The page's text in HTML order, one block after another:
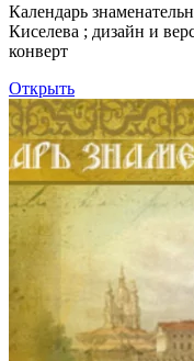
Календарь
Киселева ; дизайн и
конверт
Открыть